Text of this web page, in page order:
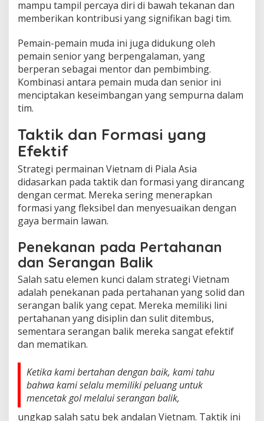
mampu tampil percaya diri di bawah tekanan dan
memberikan kontribusi yang signifikan bagi tim.
Pemain-pemain muda ini juga didukung oleh
pemain senior yang berpengalaman, yang
berperan sebagai mentor dan pembimbing.
Kombinasi antara pemain muda dan senior ini
menciptakan keseimbangan yang sempurna dalam
tim.
Taktik dan Formasi yang
Efektif
Strategi permainan Vietnam di Piala Asia
didasarkan pada taktik dan formasi yang dirancang
dengan cermat. Mereka sering menerapkan
formasi yang fleksibel dan menyesuaikan dengan
gaya bermain lawan.
Penekanan pada Pertahanan
dan Serangan Balik
Salah satu elemen kunci dalam strategi Vietnam
adalah penekanan pada pertahanan yang solid dan
serangan balik yang cepat. Mereka memiliki lini
pertahanan yang disiplin dan sulit ditembus,
sementara serangan balik mereka sangat efektif
dan mematikan.
Ketika kami bertahan dengan baik, kami tahu
bahwa kami selalu memiliki peluang untuk
mencetak gol melalui serangan balik,
ungkap salah satu bek andalan Vietnam. Taktik ini